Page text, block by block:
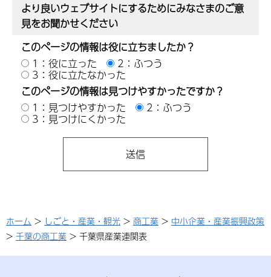
より良いウェブサイトにするためにみなさまのご意
見をお聞かせください
このページの情報は役に立ちましたか？
1：役に立った
2：ふつう
3：役に立たなかった
このページの情報は見つけやすかったですか？
1：見つけやすかった
2：ふつう
3：見つけにくかった
ホーム > しごと・産業・観光 > 商工業 > 中小企業・産業振興政策
> 千葉の商工業 > 千葉県産業連関表